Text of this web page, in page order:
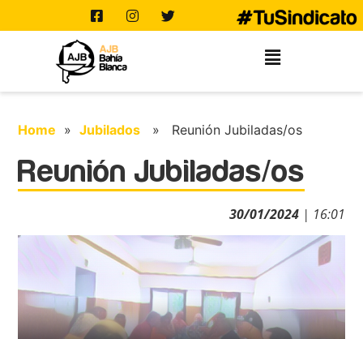
Home »Jubilados » Reunión Jubiladas/os
Reunión Jubiladas/os
30/01/2024| 16:01